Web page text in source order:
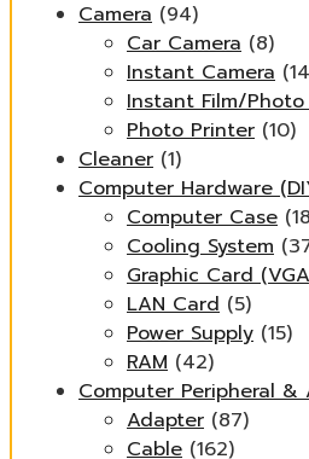
Camera (94)
Car Camera (8)
Instant Camera
Instant Film/Photo
Photo Printer (10)
Cleaner (1)
Computer Hardware
Computer Case
Cooling System
Graphic Card
LAN Card (5)
Power Supply (15)
RAM (42)
Computer Peripheral &
Adapter (87)
Cable (162)